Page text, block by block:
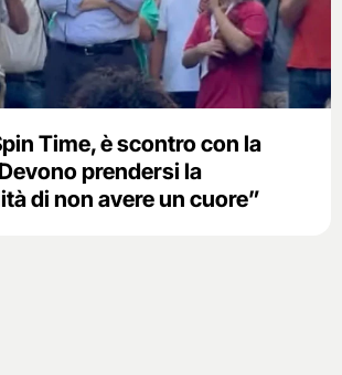
Time, è scontro con la
prendersi la
di non avere un cuore”